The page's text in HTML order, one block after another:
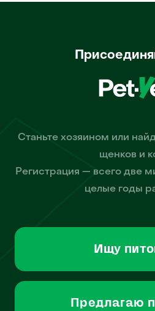
Станьте хозяином или
щенков и
Регистрация — всего две
целые годы
Ищу
Предлагаю